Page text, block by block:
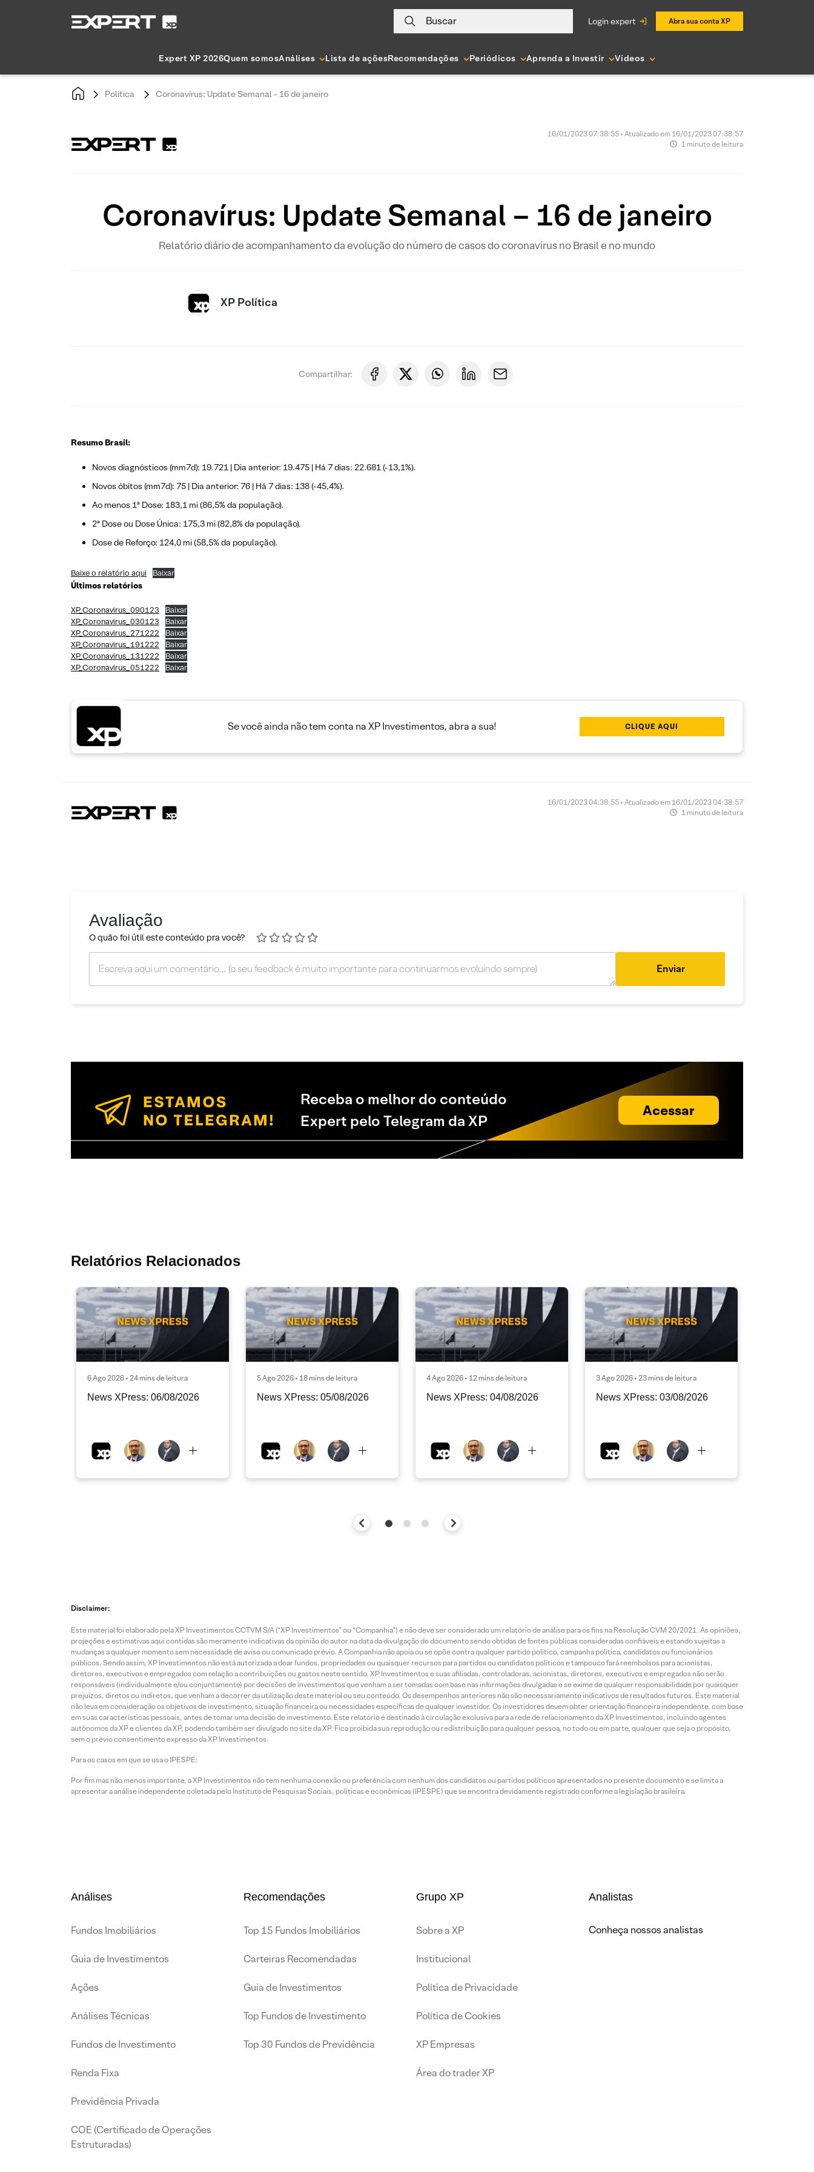
Buscar login expert Abra sua conta XP
Expert XP 2026Quem somosAnálises Lista de açõesRecomendações Periódicos Aprenda a Investir Vídeos
Política Coronavírus: Update Semanal - 16 de janeiro
16/01/2023 07:38:55 • Atualizado em 16/01/2023 07:38:57
1 minuto de leitura
Coronavírus: Update Semanal – 16 de janeiro
Relatório diário de acompanhamento da evolução do número de casos do coronavírus no Brasil e no mundo
XP Política
Compartilhar:
Resumo Brasil:
Novos diagnósticos (mm7d): 19.721 | Dia anterior: 19.475 | Há 7 dias: 22.681 (-13,1%).
Novos óbitos (mm7d): 75 | Dia anterior: 76 | Há 7 dias: 138 (-45,4%).
Ao menos 1ª Dose: 183,1 mi (86,5% da população).
2ª Dose ou Dose Única: 175,3 mi (82,8% da população).
Dose de Reforço: 124,0 mi (58,5% da população).
Baixe o relatório aqui Baixar
Últimos relatórios
XP_Coronavirus_090123
Baixar
XP_Coronavirus_030123
Baixar
XP_Coronavirus_271222
Baixar
XP_Coronavirus_191222
Baixar
XP_Coronavirus_131222
Baixar
XP_Coronavirus_051222
Baixar
Se você ainda não tem conta na XP Investimentos, abra a sua! CLIQUE AQUI
16/01/2023 04:38:55 • Atualizado em 16/01/2023 04:38:57
1 minuto de leitura
Avaliação
O quão foi útil este conteúdo pra você?
Enviar
Receba o melhor do conteúdo
Expert pelo Telegram da XP
Acessar
Relatórios Relacionados
6 Ago 2026 • 24 mins de leitura
News XPress: 06/08/2026
5 Ago 2026 • 18 mins de leitura
News XPress: 05/08/2026
4 Ago 2026 • 12 mins de leitura
News XPress: 04/08/2026
3 Ago 2026 • 23 mins de leitura
News XPress: 03/08/2026
Disclaimer:
Este material foi elaborado pela XP Investimentos CCTVM S/A (“XP Investimentos” ou “Companhia”) e não deve ser considerado um relatório de análise para os fins na Resolução CVM 20/2021. As opiniões,
projeções e estimativas aqui contidas são meramente indicativas da opinião do autor na data da divulgação do documento sendo obtidas de fontes públicas consideradas confiáveis e estando sujeitas a
mudanças a qualquer momento sem necessidade de aviso ou comunicado prévio. A Companhia não apoia ou se opõe contra qualquer partido político, campanha política, candidatos ou funcionários
públicos. Sendo assim, XP Investimentos não está autorizada a doar fundos, propriedades ou quaisquer recursos para partidos ou candidatos políticos e tampouco fará reembolsos para acionistas,
diretores, executivos e empregados com relação a contribuições ou gastos neste sentido. XP Investimentos e suas afiliadas, controladoras, acionistas, diretores, executivos e empregados não serão
responsáveis (individualmente e/ou conjuntamente) por decisões de investimentos que venham a ser tomadas com base nas informações divulgadas e se exime de qualquer responsabilidade por quaisquer
prejuízos, diretos ou indiretos, que venham a decorrer da utilização deste material ou seu conteúdo. Os desempenhos anteriores não são necessariamente indicativos de resultados futuros. Este material
não leva em consideração os objetivos de investimento, situação financeira ou necessidades específicas de qualquer investidor. Os investidores devem obter orientação financeira independente, com base
em suas características pessoais, antes de tomar uma decisão de investimento. Este relatório é destinado à circulação exclusiva para a rede de relacionamento da XP Investimentos, incluindo agentes
autônomos da XP e clientes da XP, podendo também ser divulgado no site da XP. Fica proibida sua reprodução ou redistribuição para qualquer pessoa, no todo ou em parte, qualquer que seja o propósito,
sem o prévio consentimento expresso da XP Investimentos.
Para os casos em que se usa o IPESPE:
Por fim mas não menos importante, a XP Investimentos não tem nenhuma conexão ou preferência com nenhum dos candidatos ou partidos políticos apresentados no presente documento e se limita a
apresentar a análise independente coletada pelo Instituto de Pesquisas Sociais, políticas e econômicas (IPESPE) que se encontra devidamente registrado conforme a legislação brasileira.
Análises
Fundos Imobiliários
Guia de Investimentos
Ações
Análises Técnicas
Fundos de Investimento
Renda Fixa
Previdência Privada
COE (Certificado de Operações
Estruturadas)
Recomendações
Top 15 Fundos Imobiliários
Carteiras Recomendadas
Guia de Investimentos
Top Fundos de Investimento
Top 30 Fundos de Previdência
Grupo XP
Sobre a XP
Institucional
Política de Privacidade
Política de Cookies
XP Empresas
Área do trader XP
Analistas
Conheça nossos analistas